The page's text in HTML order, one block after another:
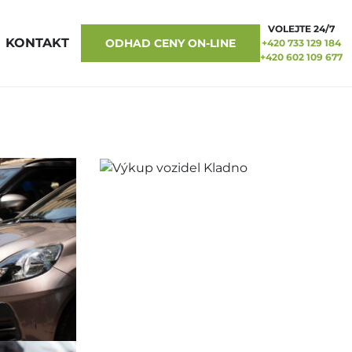
KONTAKT ODHAD CENY ON-LINE
VOLEJTE 24/7
+420 733 129 184
+420 602 109 677